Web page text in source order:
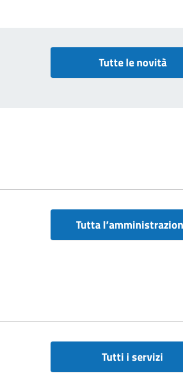
Tutte le novità
Tutta
Tutti i servizi